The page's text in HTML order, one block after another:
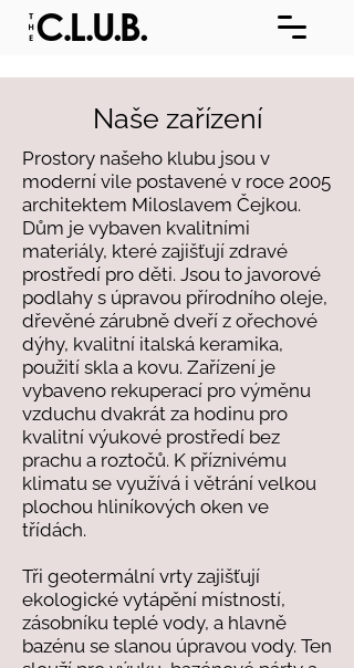
Naše zařízení
Prostory našeho klubu jsou v
moderní vile postavené v roce 2005
architektem Miloslavem Čejkou.
Dům je vybaven kvalitními
materiály, které zajišťují zdravé
prostředí pro děti. Jsou to javorové
podlahy s úpravou přírodního oleje,
dřevěné zárubně dveří z ořechové
dýhy, kvalitní italská keramika,
použití skla a kovu. Zařízení je
vybaveno rekuperací pro výměnu
vzduchu dvakrát za hodinu pro
kvalitní výukové prostředí bez
prachu a roztočů. K příznivému
klimatu se využívá i větrání velkou
plochou hliníkových oken ve
třídách.
Tři geotermální vrty zajišťují
ekologické vytápění místností,
zásobníku teplé vody, a hlavně
bazénu se slanou úpravou vody. Ten